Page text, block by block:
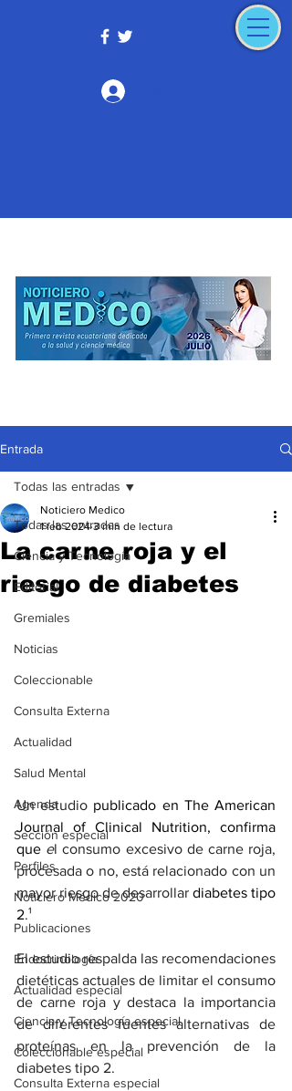
Entrada
Todas las entradas
Ciencia y Tecnología
Editorial
Gremiales
Noticias
Coleccionable
Consulta Externa
Actualidad
Salud Mental
Agenda
Sección especial
Perfiles
Noticiero Médico 2020
Publicaciones
Endocrinología
Actualidad especial
Ciencia y Tecnología especial
Coleccionable especial
Consulta Externa especial
Todas las entradas
La carne roja y el
riesgo de diabetes
Noticiero Medico
1 feb 2024 3 min de lectura
Un estudio publicado en The American
Journal of Clinical Nutrition, confirma
que el consumo excesivo de carne roja,
procesada o no, está relacionado con un
mayor riesgo de desarrollar diabetes tipo
2.¹
El estudio respalda las recomendaciones
dietéticas actuales de limitar el consumo
de carne roja y destaca la importancia
de diferentes fuentes alternativas de
proteínas en la prevención de la
diabetes tipo 2.